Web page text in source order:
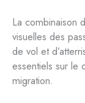
La combinaison
visuelles des
de vol et
essentiels sur le
migration.